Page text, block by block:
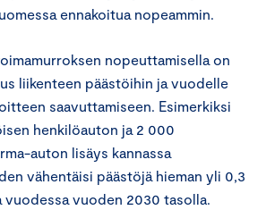
ennakoitua nopeammin.
nopeuttamisella on
liikenteen päästöihin ja vuodelle
saavuttamiseen. Esimerkiksi
henkilöauton ja 2 000
auton lisäys kannassa
vähentäisi päästöjä hieman yli 0,3
vuoden 2030 tasolla.